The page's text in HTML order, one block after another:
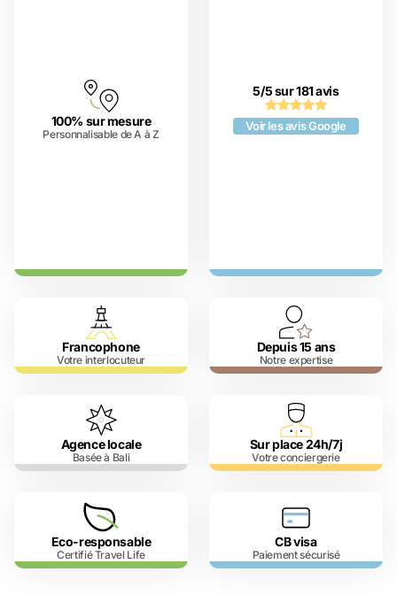
100% sur mesure
Personnalisable de A à Z
5/5 sur 181 avis
Voir les avis Google
Francophone
Votre interlocuteur
Depuis 15 ans
Notre expertise
Agence locale
Basée à Bali
Sur place 24h/7j
Votre conciergerie
Eco-responsable
Certifié Travel Life
CB visa
Paiement sécurisé